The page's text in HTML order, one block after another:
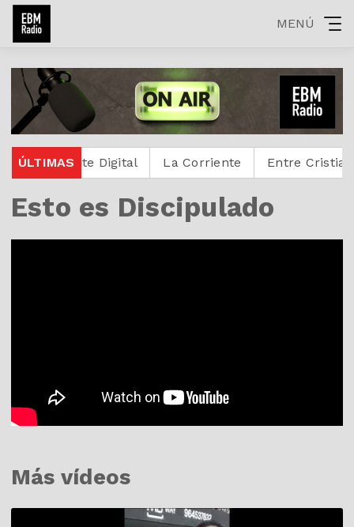
MENÚ
ÚLTIMASDigital La Corriente Entre Cristianos
Esto es Discipulado
Más vídeos